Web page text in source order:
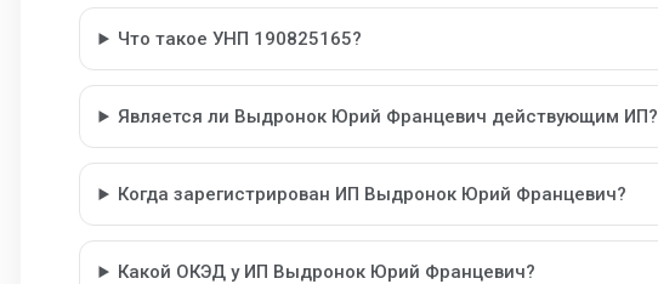
Что такое УНП 190825165?
Является ли Выдронок Юрий Францевич действующим ИП?
Когда зарегистрирован ИП Выдронок Юрий Францевич?
Какой ОКЭД у ИП Выдронок Юрий Францевич?